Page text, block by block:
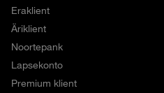
Eraklient
Äriklient
Noortepank
Lapsekonto
Premium klient